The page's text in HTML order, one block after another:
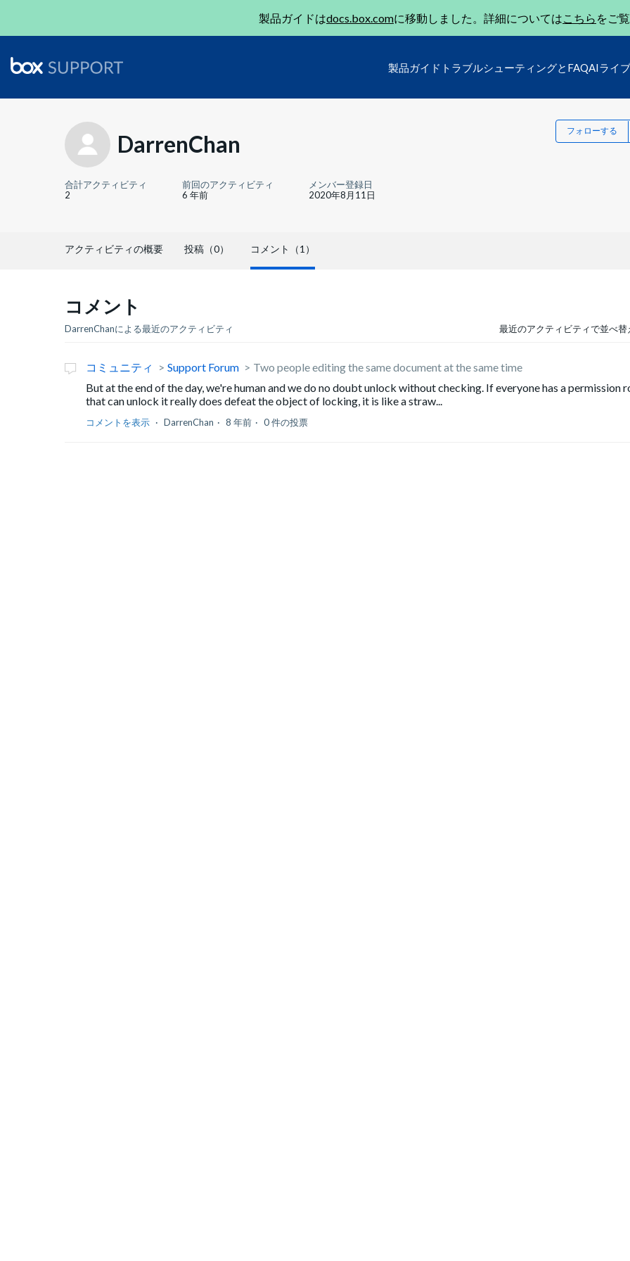
製品ガイドはdocs.box.comに移動しました。詳細についてはこちら をご
製品ガイド トラブルシューティングとFAQAIライ
DarrenChan フォローする
合計アクティビティ
2
前回のアクティビティ
6 年前
メンバー登録日
2020年8月11日
アクティビティの概要 投稿（0） コメント（1）
コメント
DarrenChanによる最近のアクティビティ 最近のアクティビティで並べ替
コミュニティ Support Forum
Two people editing the same document at the same time
But at the end of the day, we're human and we do no doubt unlock without checking. If everyone has a permission
that can unlock it really does defeat the object of locking, it is like a straw...
コメントを表示 DarrenChan 8 年前 0 件の投票